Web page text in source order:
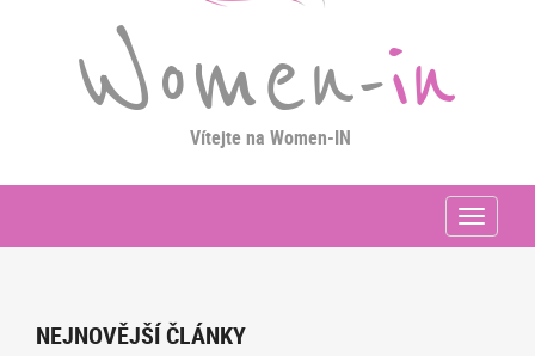
Women-in
Vítejte na Women-IN
Menu
NEJNOVĚJŠÍ ČLÁNKY